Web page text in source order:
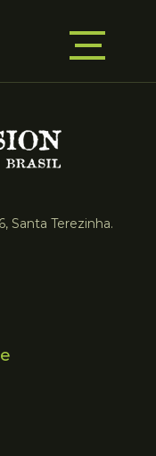
Santa Terezinha.